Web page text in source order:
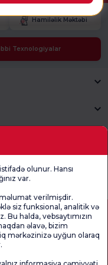
Hamiləlik Məktəbi
Texnologiyalar
Promo
olunur. Hansı
var.
məlumat verilmişdir.
siz funksional, analitik və
halda, vebsaytımızın
əlavə, bizim
mərkəzinizə uyğun olaraq